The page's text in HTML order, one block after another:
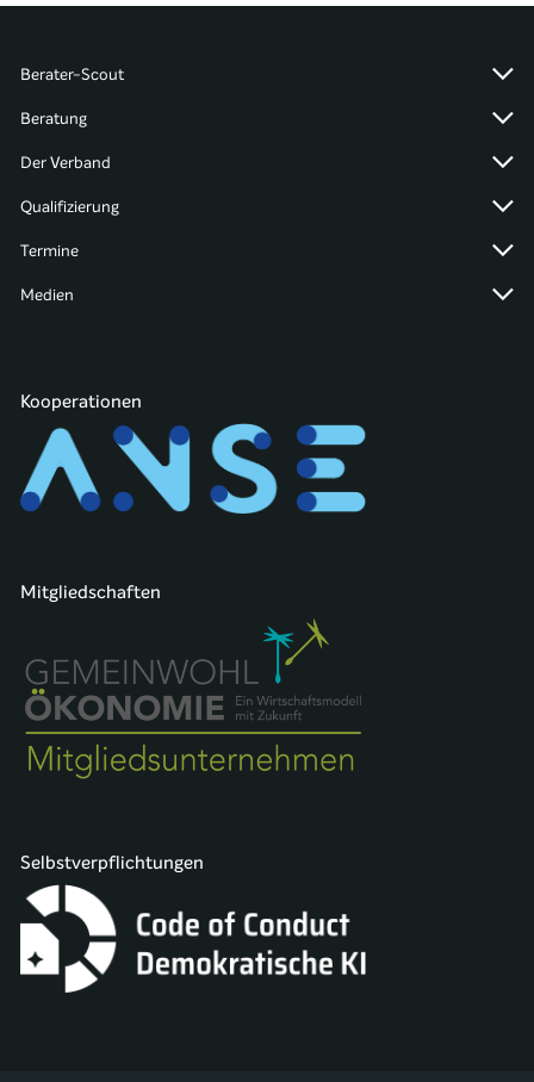
Berater-Scout
Beratung
Der Verband
Qualifizierung
Termine
Medien
Kooperationen
Mitgliedschaften
Selbstverpflichtungen